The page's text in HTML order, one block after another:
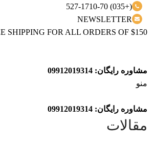
(+035) 527-1710-70
NEWSLETTER
SHIPPING FOR ALL ORDERS OF $150
مشاوره رایگان: 09912019314
منو
مشاوره رایگان: 09912019314
مقالات